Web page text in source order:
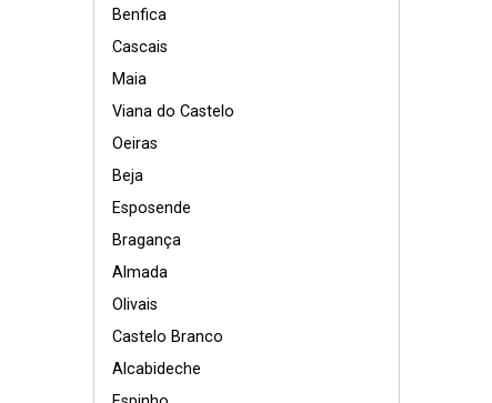
Benfica
Cascais
Maia
Viana do Castelo
Oeiras
Beja
Esposende
Bragança
Almada
Olivais
Castelo Branco
Alcabideche